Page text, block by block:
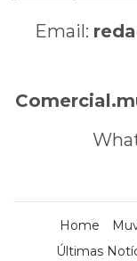
Email:
Home
Últimas